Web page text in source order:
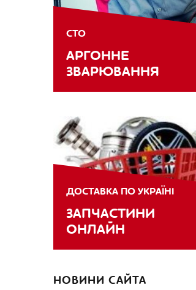
СТО
АРГОННЕ
ЗВАРЮВАННЯ
ДОСТАВКА ПО УКРАЇНІ
ЗАПЧАСТИНИ
ОНЛАЙН
НОВИНИ САЙТА